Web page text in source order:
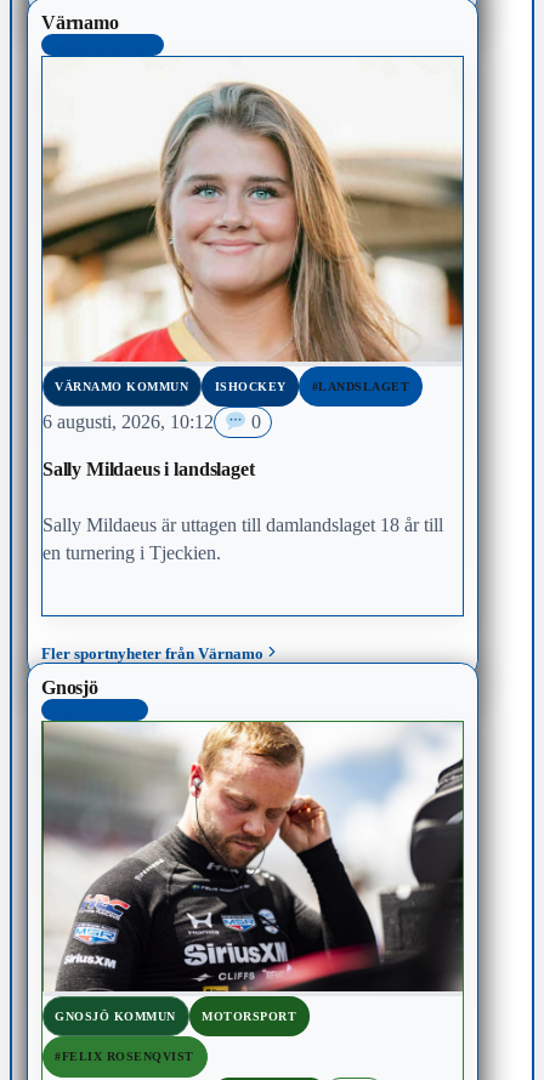
Värnamo
VÄRNAMO KOMMUN ISHOCKEY #LANDSLAGET
6 augusti, 2026, 10:12 0
Sally Mildaeus i landslaget
Sally Mildaeus är uttagen till damlandslaget 18 år till
en turnering i Tjeckien.
Fler sportnyheter från Värnamo
Gnosjö
GNOSJÖ KOMMUN MOTORSPORT
#FELIX ROSENQVIST